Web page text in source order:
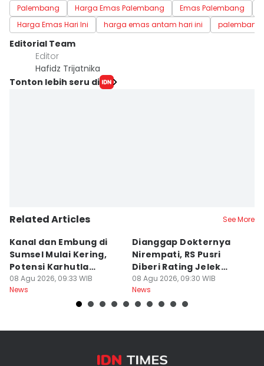
Palembang Harga Emas Palembang Emas Palembang
Harga Emas Hari Ini
harga emas antam hari ini palembang
Editorial Team
Editor
Hafidz Trijatnika
Tonton lebih seru di
Related Articles See More
Kanal dan Embung di
Sumsel Mulai Kering,
Potensi Karhutla
Meningkat
08 Agu 2026, 09:33 WIB
News
Dianggap Dokternya
Nirempati, RS Pusri
Diberi Rating Jelek
Warga Net
08 Agu 2026, 09:30 WIB
News